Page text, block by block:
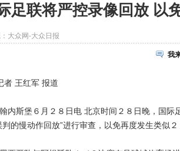
足联将严控录像回放 以
大众网-大众日报
我
王红军 报道
斯堡６月２８日电 北京时间２８日晚，国际
判的慢动作回放”进行审查，以免再度发生类似２